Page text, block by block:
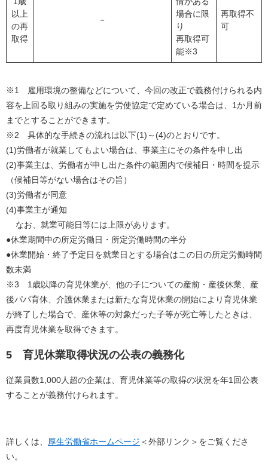
以上
の再
取得
－
場合に限
り
再取得可
能※3
再取得不
可
※1 雇用環境の整備などについて、今回の改正で義務付けられる内
容を上回る取り組みの実施を労使協定で定めている場合は、1か月前
までとすることができます。
※2 具体的な手続きの流れは以下(1)～(4)のとおりです。
(1)労働者が就業してもよい場合は、事業主にその条件を申し出
(2)事業主は、労働者が申し出た条件の範囲内で候補日・時間を提示
（候補日等がない場合はその旨）
(3)労働者が同意
(4)事業主が通知
なお、就業可能日等には上限があります。
●休業期間中の所定労働日・所定労働時間の半分
●休業開始・終了予定日を就業日とする場合はこの日の所定労働時間
数未満
※3 1歳以降の育児休業が、他の子についての産前・産後休業、産
後パパ育休、介護休業または新たな育児休業の開始により育児休業
が終了した場合で、産休等の対象だった子等が死亡等したときは、
再度育児休業を取得できます。
5 育児休業取得状況の公表の義務化
従業員数1,000人超の企業は、育児休業等の取得の状況を年1回公表
することが義務付けられます。
詳しくは、 厚生労働省ホームページ ＜外部リンク＞ をご覧くださ
い。